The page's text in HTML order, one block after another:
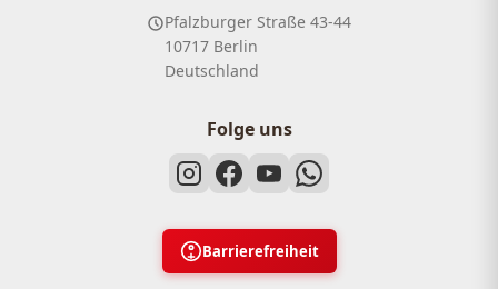
Pfalzburger Straße 43-44
10717 Berlin
Deutschland
Folge uns
Barrierefreiheit